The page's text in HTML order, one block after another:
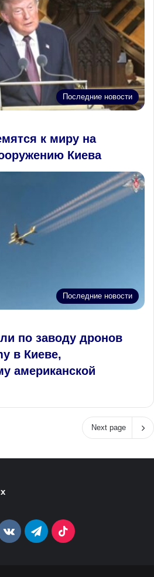
Последние новости
к миру на
Киева
Последние новости
по заводу дронов
в Киеве,
американской
Next page
vk.comTelegramTikTok